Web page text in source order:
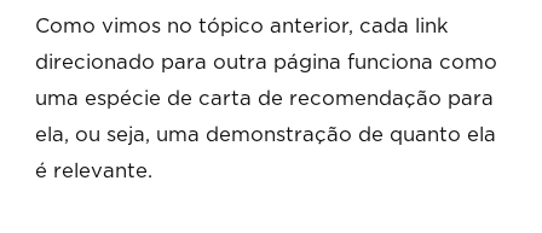
Como vimos no tópico anterior, cada link
direcionado para outra página funciona como
uma espécie de carta de recomendação para
ela, ou seja, uma demonstração de quanto ela
é relevante.